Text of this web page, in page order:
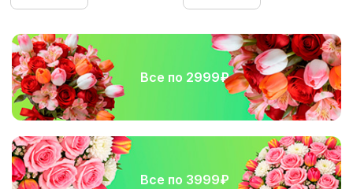
Все по 2999₽
Все по 3999₽